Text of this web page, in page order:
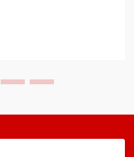
систем. Этот